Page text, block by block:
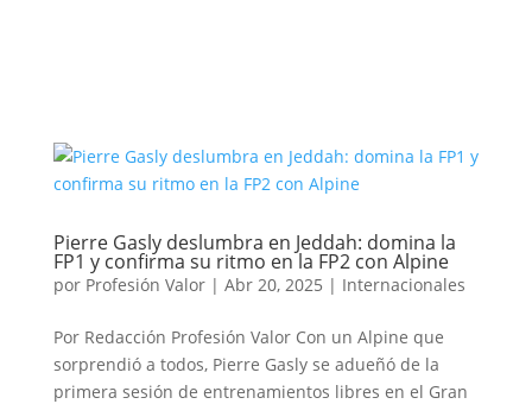
Pierre Gasly deslumbra en Jeddah: domina la
FP1 y confirma su ritmo en la FP2 con Alpine
por Profesión Valor| Abr 20, 2025 | Internacionales
Por Redacción Profesión Valor Con un Alpine que
sorprendió a todos, Pierre Gasly se adueñó de la
primera sesión de entrenamientos libres en el Gran